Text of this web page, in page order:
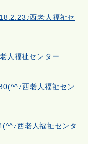
西老人福祉セ
人福祉センター
西老人福祉セン
西老人福祉センタ